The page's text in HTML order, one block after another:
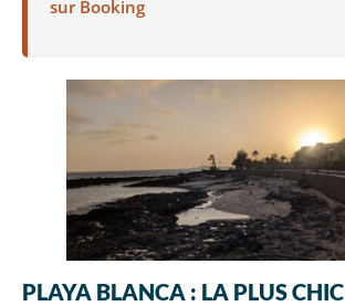
sur Booking
PLAYA BLANCA : LA PLUS CHIC